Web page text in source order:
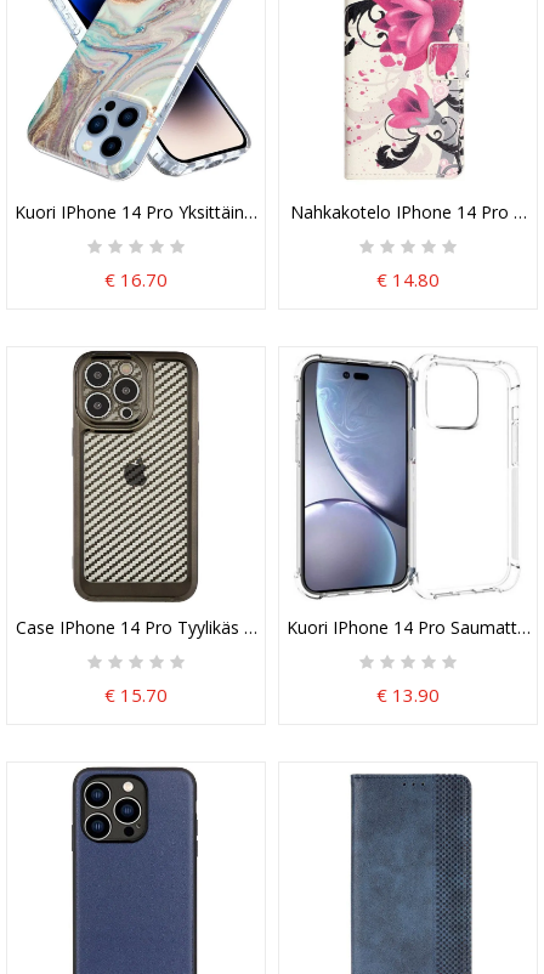
Kuori IPhone 14 Pro Yksittäinen Marmori
€ 16.70
Nahkakotelo IPhone 14 Pro
€ 14.80
Case IPhone 14 Pro Tyylikäs Hiilikuitu
€ 15.70
Kuori IPhone 14 Pro
€ 13.90